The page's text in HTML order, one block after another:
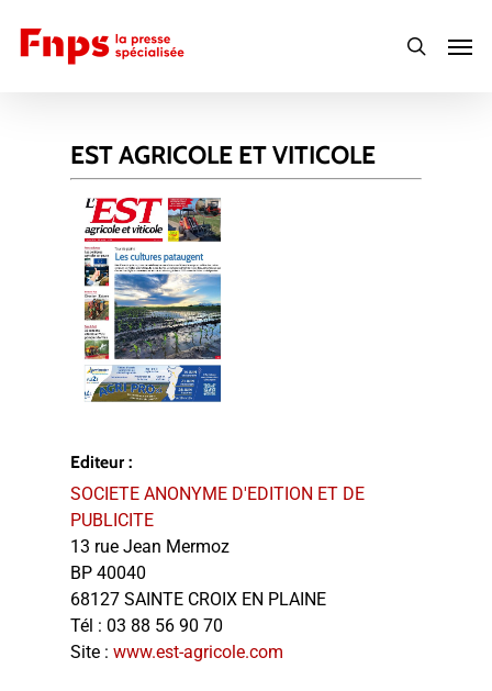
main
search
EST AGRICOLE ET VITICOLE
Editeur :
SOCIETE ANONYME D'EDITION ET DE
PUBLICITE
13 rue Jean Mermoz
BP 40040
68127 SAINTE CROIX EN PLAINE
Tél : 03 88 56 90 70
Site : www.est-agricole.com